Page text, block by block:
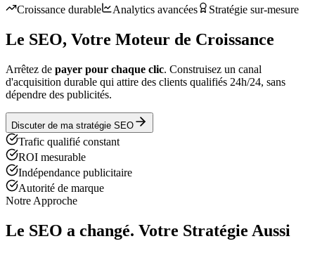
Croissance durable Analytics avancées Stratégie sur-mesure
Le SEO, Votre Moteur de Croissance
Arrêtez de payer pour chaque clic. Construisez un canal
d'acquisition durable qui attire des clients qualifiés 24h/24, sans
dépendre des publicités.
Discuter de ma stratégie SEO
Trafic qualifié constant
ROI mesurable
Indépendance publicitaire
Autorité de marque
Notre Approche
Le SEO a changé. Votre Stratégie Aussi